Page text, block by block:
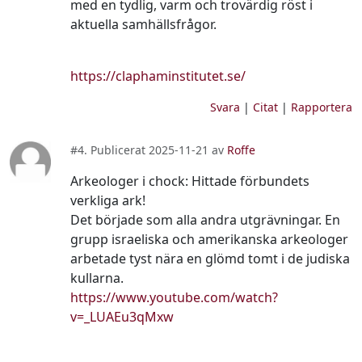
med en tydlig, varm och trovärdig röst i
aktuella samhällsfrågor.
https://claphaminstitutet.se/
Svara | Citat| Rapportera
#4. Publicerat 2025-11-21 av Roffe
Arkeologer i chock: Hittade förbundets
verkliga ark!
Det började som alla andra utgrävningar. En
grupp israeliska och amerikanska arkeologer
arbetade tyst nära en glömd tomt i de judiska
kullarna.
https://www.youtube.com/watch?
v=_LUAEu3qMxw